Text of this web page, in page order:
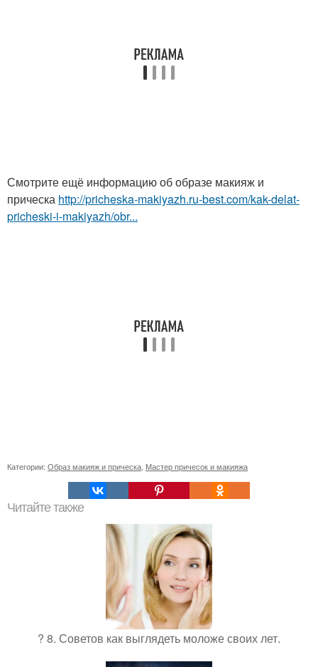
Смотрите ещё информацию об образе макияж и
прическа http://pricheska-makiyazh.ru-best.com/kak-delat-
pricheski-i-makiyazh/obr...
Категории: Образ макияж и прическа Мастер причесок и макияжа
Читайте также
? 8. Советов как выглядеть моложе своих лет.